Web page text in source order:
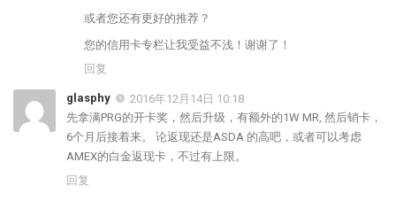
或者您还有更好的推荐？
您的信用卡专栏让我受益不浅！谢谢了！
回复
glasphy
2016年12月14日 10:18
先拿满PRG的开卡奖，然后升级，有额外的1W MR, 然后销卡，
6个月后接着来。 论返现还是ASDA 的高吧，或者可以考虑
AMEX的白金返现卡，不过有上限。
回复